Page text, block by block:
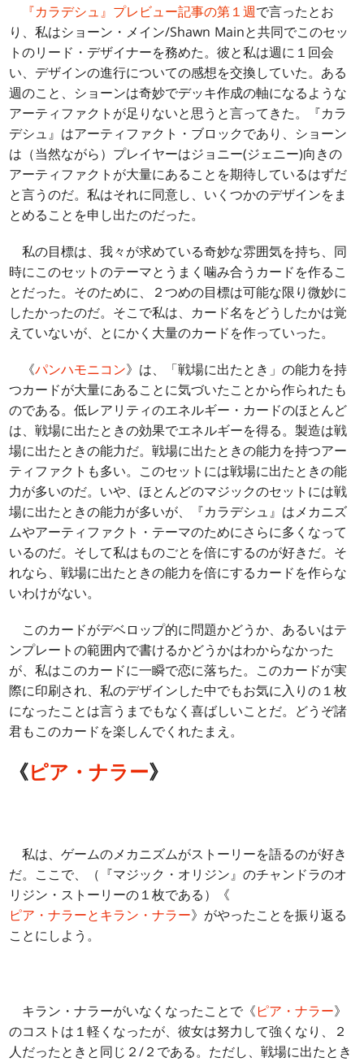
『カラデシュ』プレビュー記事の第１週で言ったとお
り、私はショーン・メイン/Shawn Mainと共同でこのセッ
トのリード・デザイナーを務めた。彼と私は週に１回会
い、デザインの進行についての感想を交換していた。ある
週のこと、ショーンは奇妙でデッキ作成の軸になるような
アーティファクトが足りないと思うと言ってきた。『カラ
デシュ』はアーティファクト・ブロックであり、ショーン
は（当然ながら）プレイヤーはジョニー(ジェニー)向きの
アーティファクトが大量にあることを期待しているはずだ
と言うのだ。私はそれに同意し、いくつかのデザインをま
とめることを申し出たのだった。
私の目標は、我々が求めている奇妙な雰囲気を持ち、同
時にこのセットのテーマとうまく噛み合うカードを作るこ
とだった。そのために、２つめの目標は可能な限り微妙に
したかったのだ。そこで私は、カード名をどうしたかは覚
えていないが、とにかく大量のカードを作っていった。
《パンハモニコン》は、「戦場に出たとき」の能力を持
つカードが大量にあることに気づいたことから作られたも
のである。低レアリティのエネルギー・カードのほとんど
は、戦場に出たときの効果でエネルギーを得る。製造は戦
場に出たときの能力だ。戦場に出たときの能力を持つアー
ティファクトも多い。このセットには戦場に出たときの能
力が多いのだ。いや、ほとんどのマジックのセットには戦
場に出たときの能力が多いが、『カラデシュ』はメカニズ
ムやアーティファクト・テーマのためにさらに多くなって
いるのだ。そして私はものごとを倍にするのが好きだ。そ
れなら、戦場に出たときの能力を倍にするカードを作らな
いわけがない。
このカードがデベロップ的に問題かどうか、あるいはテ
ンプレートの範囲内で書けるかどうかはわからなかった
が、私はこのカードに一瞬で恋に落ちた。このカードが実
際に印刷され、私のデザインした中でもお気に入りの１枚
になったことは言うまでもなく喜ばしいことだ。どうぞ諸
君もこのカードを楽しんでくれたまえ。
《 ピア・ナラー》
私は、ゲームのメカニズムがストーリーを語るのが好き
だ。ここで、（『マジック・オリジン』のチャンドラのオ
リジン・ストーリーの１枚である）《
ピア・ナラーとキラン・ナラー》がやったことを振り返る
ことにしよう。
キラン・ナラーがいなくなったことで《ピア・ナラー》
のコストは１軽くなったが、彼女は努力して強くなり、２
人だったときと同じ２/２である。ただし、戦場に出たとき